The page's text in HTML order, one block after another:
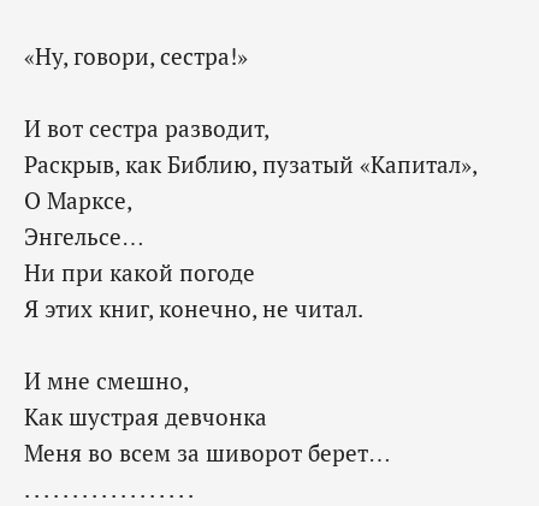
«Ну, говори, сестра!»
И вот сестра разводит,
Раскрыв, как Библию, пузатый «Капитал»,
О Марксе,
Энгельсе…
Ни при какой погоде
Я этих книг, конечно, не читал.
И мне смешно,
Как шустрая девчонка
Меня во всем за шиворот берет…
. . . . . . . . . . . . . . . . . .